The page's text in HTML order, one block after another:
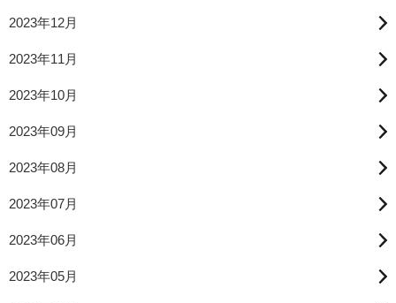
2023年12月
2023年11月
2023年10月
2023年09月
2023年08月
2023年07月
2023年06月
2023年05月